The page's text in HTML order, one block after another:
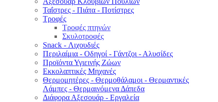
Ταΐστρες - Πιάτα - Ποτίστρες
Τροφές
Τροφές πτηνών
Σκυλοτροφές
Snack - Λιχουδιές
Περιλαίμια - Οδηγοί - Γάντζοι - Αλυσίδες
Προϊόντα Υγιεινής Ζώων
Εκκολαπτικές Μηχανές
Θερμομητέρες - Θερμοθάλαμοι - Θερμαντικές
Λάμπες - Θερμαινόμενα Δάπεδα
Διάφορα Αξεσουάρ - Εργαλεία